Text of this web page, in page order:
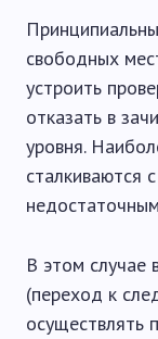
свободных
устроить
отказать в
уровня.
сталкиваются
В этом случае
(переход к
осуществлять